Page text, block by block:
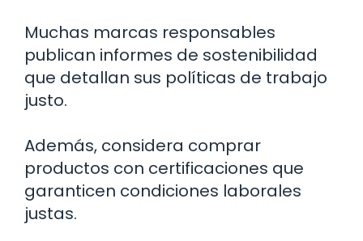
Muchas marcas responsables
publican informes de sostenibilidad
que detallan sus políticas de trabajo
justo.
Además, considera comprar
productos con certificaciones que
garanticen condiciones laborales
justas.